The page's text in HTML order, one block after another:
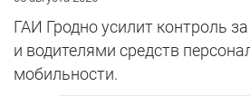
ГАИ Гродно усилит контроль
и водителями средств
мобильности.